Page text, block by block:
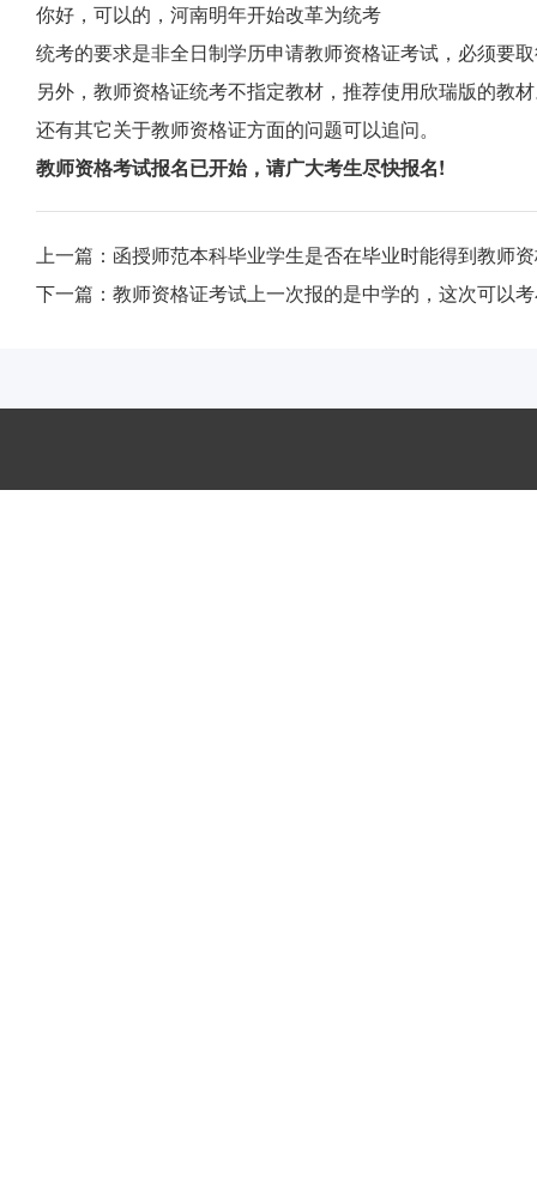
你好，可以的，河南明年开始改革为统考
统考的要求是非全日制学历申请教师资格证考试，必须要
另外，教师资格证统考不指定教材，推荐使用欣瑞版的教
还有其它关于教师资格证方面的问题可以追问。
教师资格考试报名已开始，请广大考生尽快报名!
上一篇： 函授师范本科毕业学生是否在毕业时能得到教师
下一篇： 教师资格证考试上一次报的是中学的，这次可以